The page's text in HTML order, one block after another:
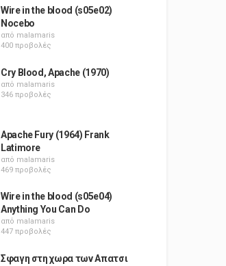
Wire in the blood (s05e02)
Nocebo
από malamaris
400 προβολές
Cry Blood, Apache (1970)
από malamaris
346 προβολές
Apache Fury (1964) Frank
Latimore
από malamaris
469 προβολές
Wire in the blood (s05e04)
Anything You Can Do
από malamaris
447 προβολές
Σφαγη στη χωρα των Απατσι